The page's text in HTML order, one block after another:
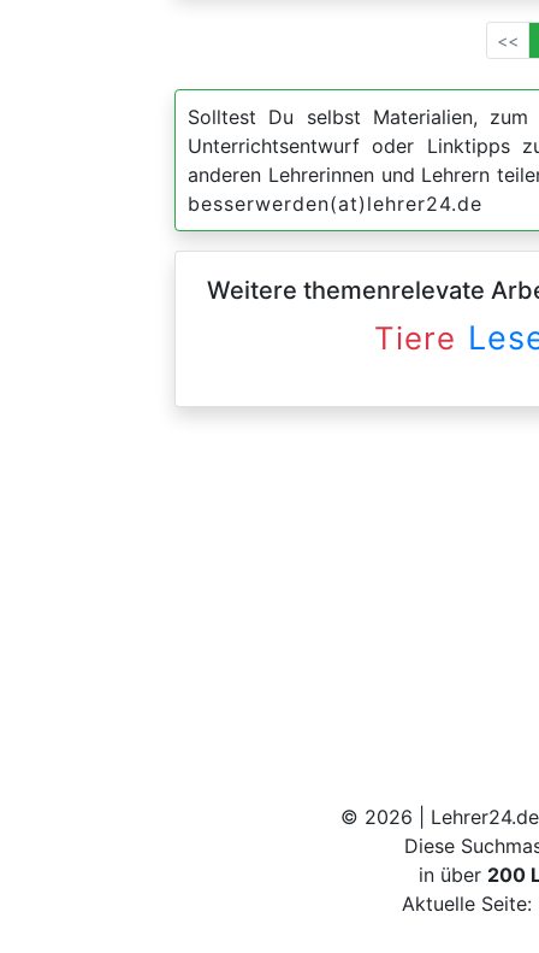
<<
Solltest Du selbst Materialien,
Unterrichtsentwurf oder Linktipps
anderen Lehrerinnen und Lehrern
besserwerden(at)lehrer24.de
Weitere themenrelevate
Tiere
© 2026 |
Diese
in über 200
Aktuelle Seite: